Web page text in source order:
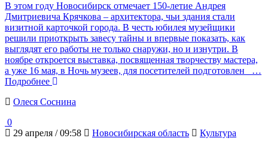
В этом году Новосибирск отмечает 150-летие Андрея
Дмитриевича Крячкова – архитектора, чьи здания стали
визитной карточкой города. В честь юбилея музейщики
решили приоткрыть завесу тайны и впервые показать, как
выглядят его работы не только снаружи, но и изнутри. В
ноябре откроется выставка, посвященная творчеству мастера,
а уже 16 мая, в Ночь музеев, для посетителей подготовлен
…
Подробнее
Олеся Соснина
0
29 апреля / 09:58
Новосибирская область Культура